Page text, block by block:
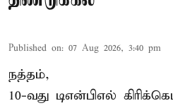
Published on: 07 Aug 2026, 3:40 pm
நத்தம்,
10-வது டிஎன்பிஎல்